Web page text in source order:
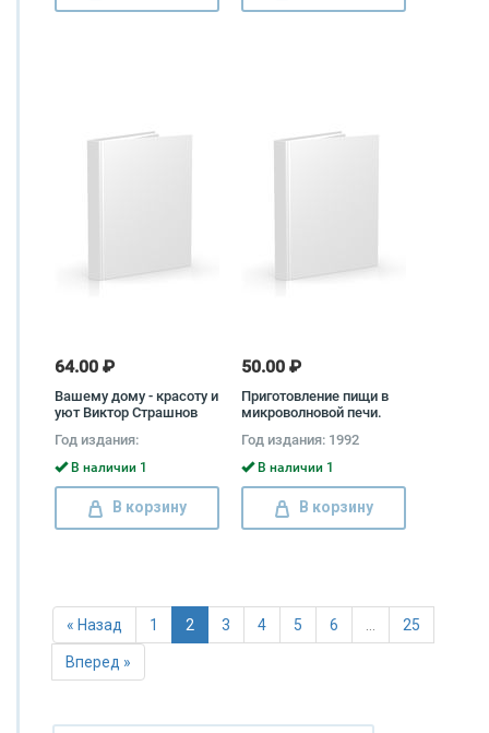
64.00 ₽
Вашему дому - красоту и
уют Виктор Страшнов
Год издания:
В наличии 1
В корзину
50.00 ₽
Приготовление пищи в
микроволновой печи.
Год издания: 1992
В наличии 1
В корзину
« Назад 1 2 3 4 5 6 … 25
Вперед »